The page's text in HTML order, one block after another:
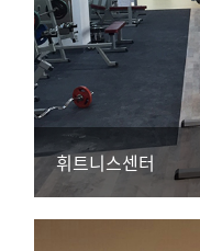
휘트니스센터